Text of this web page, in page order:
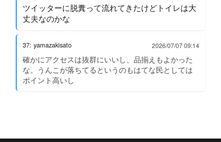
ツイッターに脱糞って流れてきたけどトイレは大
丈夫なのかな
37: yamazakisato 2026/07/07 09:14
確かにアクセスは抜群にいいし、品揃えもよかった
な。うんこが落ちてるというのもはてな民としては
ポイント高いし